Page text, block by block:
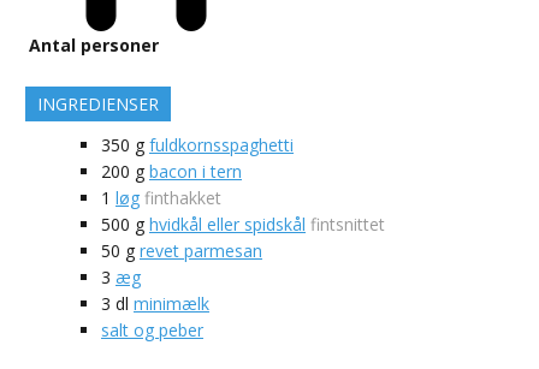
Antal personer
INGREDIENSER
350 g fuldkornsspaghetti
200 g bacon i tern
1 løg finthakket
500 g hvidkål eller spidskål fintsnittet
50 g revet parmesan
3 æg
3 dl minimælk
salt og peber